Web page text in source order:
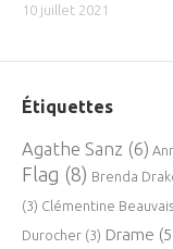
10 juillet 2021
Étiquettes
Agathe Sanz (6)
Flag (8) Brenda
(3) Clémentine Beauvais
Durocher (3) Drame